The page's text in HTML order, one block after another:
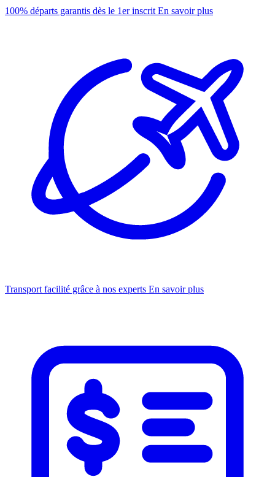
100% départs garantis dès le 1er inscrit En savoir plus
Transport facilité grâce à nos experts En savoir plus